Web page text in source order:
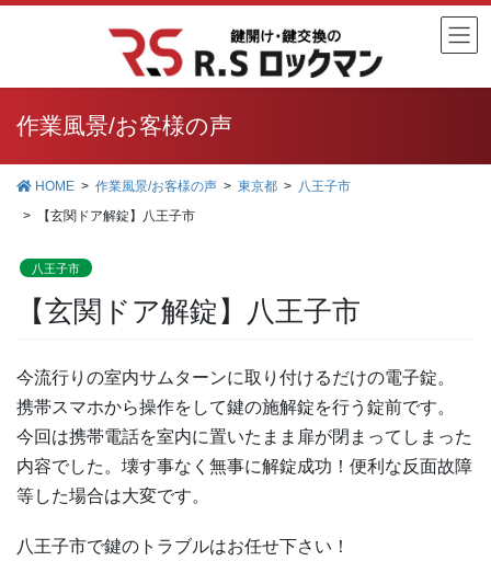
コ
ン
移
ナ
ー
ン
作業風景/お客様の声
HOME 作業風景/お客様の声 東京都
八王子市
【玄関ドア解錠】八王子市
八王子市
【玄関ドア解錠】八王子市
今流行りの室内サムターンに取り付けるだけの電子錠。
携帯スマホから操作をして鍵の施解錠を行う錠前です。
今回は携帯電話を室内に置いたまま扉が閉まってしまった
内容でした。壊す事なく無事に解錠成功！便利な反面故障
等した場合は大変です。
八王子市で鍵のトラブルはお任せ下さい！